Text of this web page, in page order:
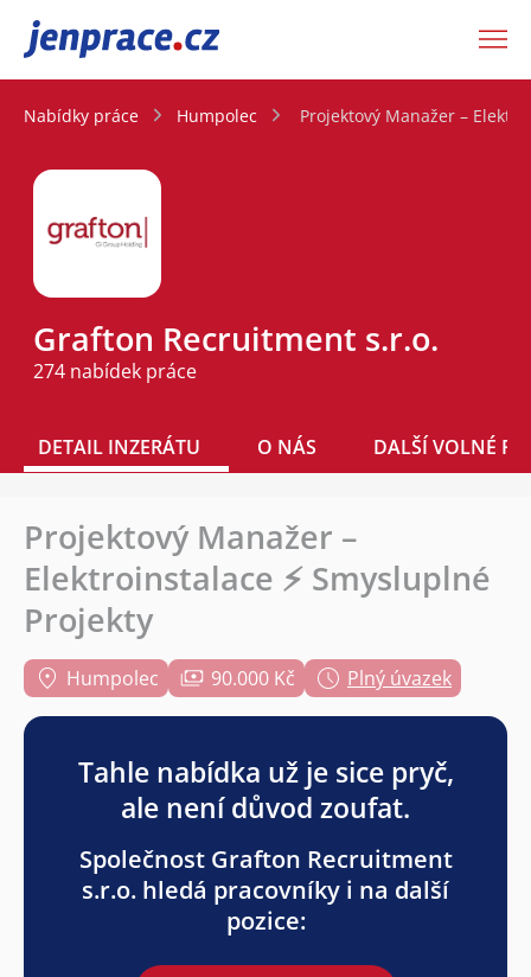
JenPráce.cz
Nabídky práce Humpolec Projektový Manažer –
Grafton Recruitment s.r.o.
274 nabídek práce
DETAIL INZERÁTU O NÁS DALŠÍ VOLNÉ
Projektový Manažer –
Elektroinstalace ⚡ Smysluplné
Projekty
Humpolec 90.000 Kč Plný úvazek
Tahle nabídka už je sice pryč,
ale není důvod zoufat.
Společnost Grafton Recruitment
s.r.o. hledá pracovníky i na další
pozice: